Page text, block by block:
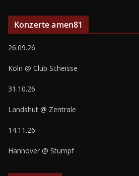
Konzerte amen81
26.09.26
Köln @ Club Scheisse
31.10.26
Landshut @ Zentrale
14.11.26
Hannover @ Stumpf